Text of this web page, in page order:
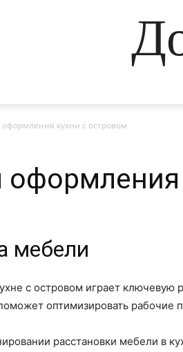
кухни с островом
мебели
с островом играет
оптимизировать рабочие
расстановки мебели в